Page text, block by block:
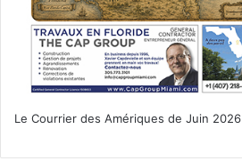
Le Courrier des Amériques de Juin 2026